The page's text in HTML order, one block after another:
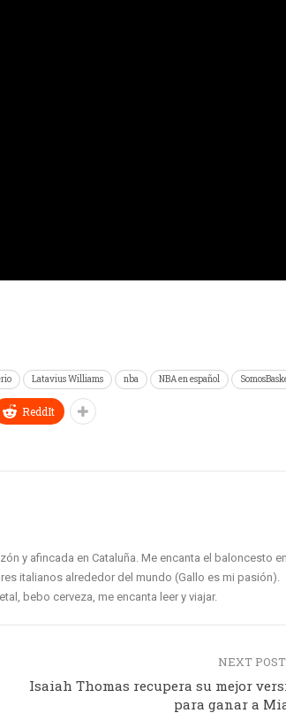
Latavius Williams nba NBA en español
ReddIt
y afincada en Cataluña. Me encanta el baloncesto en
italianos alrededor del mundo (Gallo es mi pasión).
bebo cerveza, me encanta leer y viajar.
NEXT POST
Isaiah Thomas recupera su mejor
para ganar a